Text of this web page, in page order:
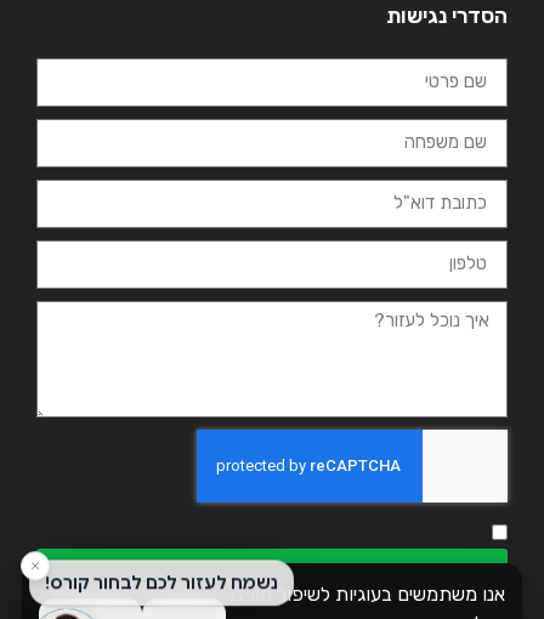
הסדרי נגישות
שליחה
אנו משתמשים בעוגיות לשיפור חוויית